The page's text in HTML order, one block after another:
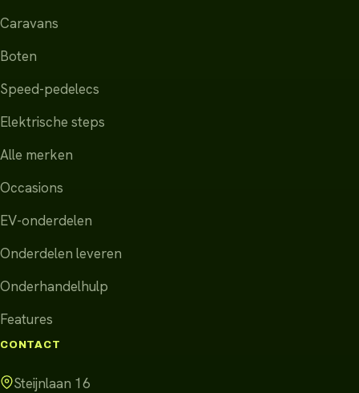
Caravans
Boten
Speed-pedelecs
Elektrische steps
Alle merken
Occasions
EV-onderdelen
Onderdelen leveren
Onderhandelhulp
Features
CONTACT
Steijnlaan 16